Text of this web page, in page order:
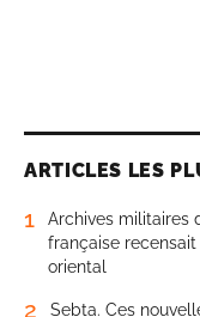
ARTICLES LES
1
Archives militaires
française
oriental
2
Sebta. Ces